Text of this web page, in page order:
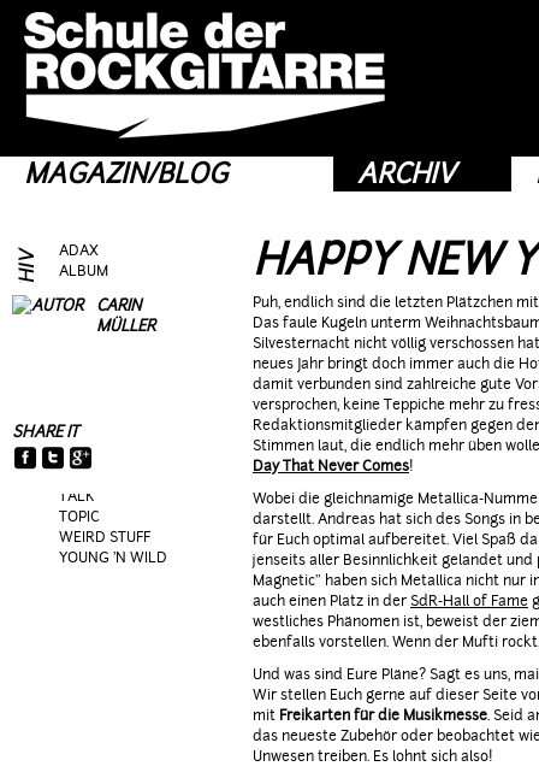
MAGAZIN/BLOG ARCHIV
ADAX
ALBUM
EDITORIAL
FRAG AS
HOTTIES
MOVIE
RIFFS
TALK
TOPIC
WEIRD STUFF
YOUNG 'N WILD
HAPPY NEW
CARIN
MÜLLER
SHARE IT
Puh, endlich sind die letzten Plätzchen
Das faule Kugeln unterm
Silvesternacht nicht völlig verschossen
neues Jahr bringt doch immer auch die
damit verbunden sind zahlreiche gute
versprochen, keine Teppiche mehr zu
Redaktionsmitglieder kämpfen gegen
Stimmen laut, die endlich mehr üben
Day That Never Comes!
Wobei die gleichnamige Metallica-
darstellt. Andreas hat sich des Songs in
für Euch optimal aufbereitet. Viel Spaß
jenseits aller Besinnlichkeit gelandet
Magnetic" haben sich Metallica nicht nur
auch einen Platz in derSdR-Hall of Fame
westliches Phänomen ist, beweist der
ebenfalls vorstellen. Wenn der Mufti
Und was sind Eure Pläne? Sagt es uns,
Wir stellen Euch gerne auf dieser Seite
mit Freikarten für die Musikmesse. Seid
das neueste Zubehör oder beobachtet
Unwesen treiben. Es lohnt sich also!